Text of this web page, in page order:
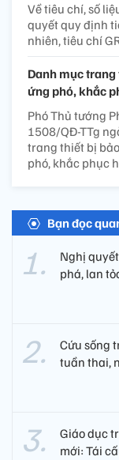
Về tiêu chí, số
quyết quy định
nhiên, tiêu chí
Danh mục
ứng phó, khắc
Phó Thủ tướng
1508/QĐ-TTg
trang thiết bị
phó, khắc phục
Bạn đọc
Nghị
phá, lan
Cứu sống
tuần thai,
Giáo dục
mới: Tái